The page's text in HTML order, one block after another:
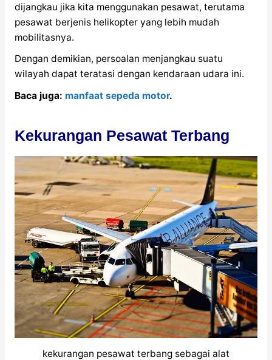
dijangkau jika kita menggunakan pesawat, terutama
pesawat berjenis helikopter yang lebih mudah
mobilitasnya.
Dengan demikian, persoalan menjangkau suatu
wilayah dapat teratasi dengan kendaraan udara ini.
Baca juga: manfaat sepeda motor.
Kekurangan Pesawat Terbang
kekurangan pesawat terbang sebagai alat